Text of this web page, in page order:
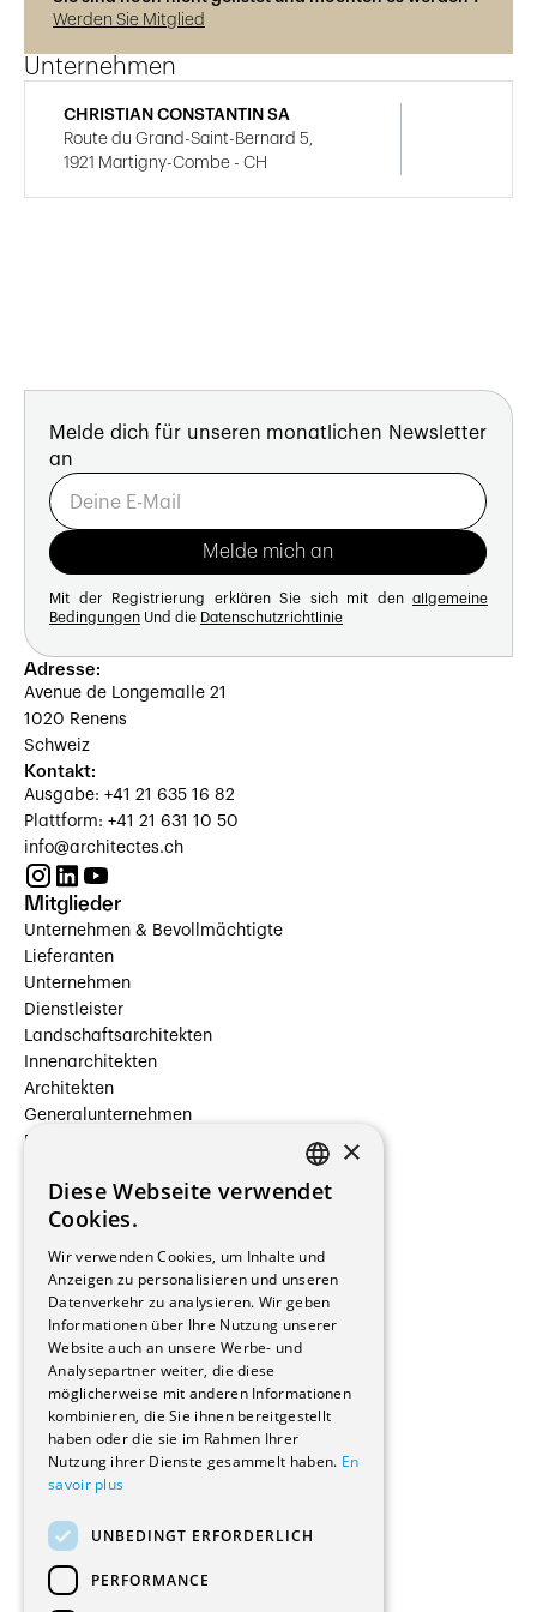
Werden Sie Mitglied
Unternehmen
CHRISTIAN CONSTANTIN SA
Route du Grand-Saint-Bernard 5,
1921 Martigny-Combe - CH
Melde dich für unseren monatlichen Newsletter
an
Mit der Registrierung erklären Sie sich mit den allgemeine
Bedingungen Und die Datenschutzrichtlinie
Adresse:
Avenue de Longemalle 21
1020 Renens
Schweiz
Kontakt:
Ausgabe: +41 21 635 16 82
Plattform: +41 21 631 10 50
info@architectes.ch
Mitglieder
Unternehmen & Bevollmächtigte
Lieferanten
Unternehmen
Dienstleister
Landschaftsarchitekten
Innenarchitekten
Architekten
Generalunternehmen
Beauftragte Unternehmen
Hersteller/Lieferanten
Bauherrschaften
Immobilienverwaltungsgesellschaften
Stockwerkeigentum
Reportagen
Wohnungen
Renovierungen
Innere Umbauten
Gastgewerbe und Tourismus
Verwaltungsgebäude und Geschäfte
Schuleinrichtungen
Medizinische Einrichtungen
Kultur - Sport - Freizeit
Industrie - Handwerk
Transport und Parkplätze
FRENCH
×
Diese Webseite verwendet
Cookies.
Wir verwenden Cookies, um Inhalte und
Anzeigen zu personalisieren und unseren
Datenverkehr zu analysieren. Wir geben
Informationen über Ihre Nutzung unserer
Website auch an unsere Werbe- und
Analysepartner weiter, die diese
möglicherweise mit anderen Informationen
kombinieren, die Sie ihnen bereitgestellt
haben oder die sie im Rahmen Ihrer
Nutzung ihrer Dienste gesammelt haben. En
savoir plus
UNBEDINGT ERFORDERLICH
PERFORMANCE